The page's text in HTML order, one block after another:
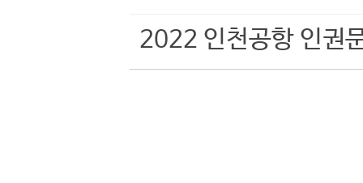
2022 인천공항 인권